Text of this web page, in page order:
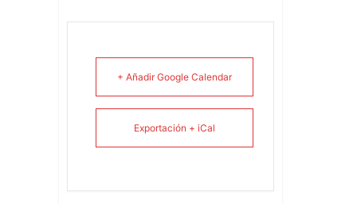
+ Añadir Google Calendar
Exportación + iCal